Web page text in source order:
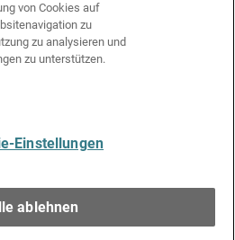
von Cookies auf
zu
zu analysieren und
zu unterstützen.
Einstellungen
ablehnen